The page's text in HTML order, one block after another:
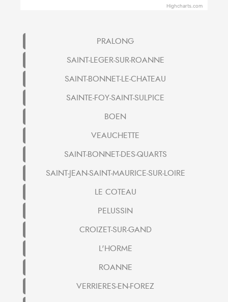
Highcharts.com
PRALONG
SAINT-LEGER-SUR-ROANNE
SAINT-BONNET-LE-CHATEAU
SAINTE-FOY-SAINT-SULPICE
BOEN
VEAUCHETTE
SAINT-BONNET-DES-QUARTS
SAINT-JEAN-SAINT-MAURICE-SUR-LOIRE
LE COTEAU
PELUSSIN
CROIZET-SUR-GAND
L'HORME
ROANNE
VERRIERES-EN-FOREZ